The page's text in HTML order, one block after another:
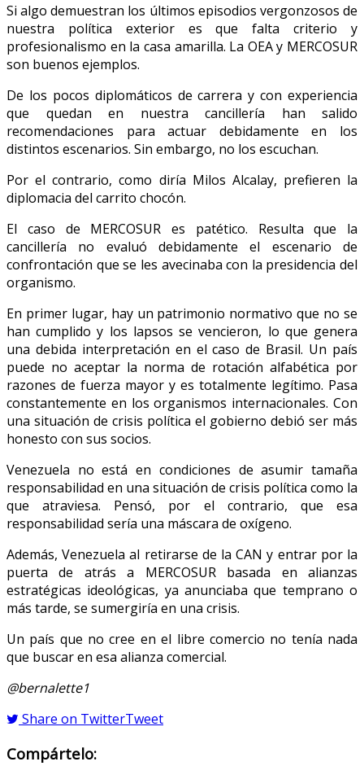
Si algo demuestran los últimos episodios vergonzosos de
nuestra política exterior es que falta criterio y
profesionalismo en la casa amarilla. La OEA y MERCOSUR
son buenos ejemplos.
De los pocos diplomáticos de carrera y con experiencia
que quedan en nuestra cancillería han salido
recomendaciones para actuar debidamente en los
distintos escenarios. Sin embargo, no los escuchan.
Por el contrario, como diría Milos Alcalay, prefieren la
diplomacia del carrito chocón.
El caso de MERCOSUR es patético. Resulta que la
cancillería no evaluó debidamente el escenario de
confrontación que se les avecinaba con la presidencia del
organismo.
En primer lugar, hay un patrimonio normativo que no se
han cumplido y los lapsos se vencieron, lo que genera
una debida interpretación en el caso de Brasil. Un país
puede no aceptar la norma de rotación alfabética por
razones de fuerza mayor y es totalmente legítimo. Pasa
constantemente en los organismos internacionales. Con
una situación de crisis política el gobierno debió ser más
honesto con sus socios.
Venezuela no está en condiciones de asumir tamaña
responsabilidad en una situación de crisis política como la
que atraviesa. Pensó, por el contrario, que esa
responsabilidad sería una máscara de oxígeno.
Además, Venezuela al retirarse de la CAN y entrar por la
puerta de atrás a MERCOSUR basada en alianzas
estratégicas ideológicas, ya anunciaba que temprano o
más tarde, se sumergiría en una crisis.
Un país que no cree en el libre comercio no tenía nada
que buscar en esa alianza comercial.
@bernalette1
Share on TwitterTweet
Compártelo: